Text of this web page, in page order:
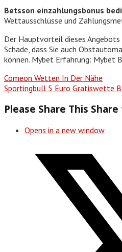
Betsson einzahlungsbonus
Wettausschlüsse und
Der Hauptvorteil dieses
Schade, dass Sie auch
können. Mybet Erfahrung: Mybet
Comeon Wetten In Der Nähe
Sportingbull 5 Euro Gratiswette
Please Share This
Opens in a new window